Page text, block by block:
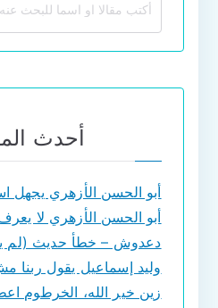
أحدث
أبو الحسن الأزهري يجهل
أبو الحسن الأزهري لا
دعدوش – خطأ حديث (لم
وليد إسماعيل يقول ربنا
زين خير الله، الخرطوم